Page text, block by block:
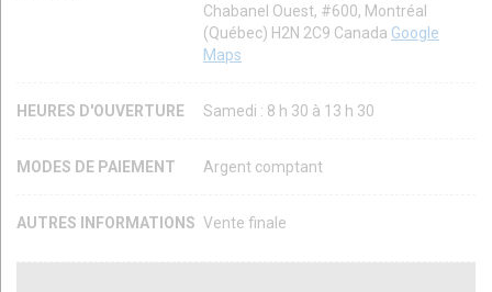
Chabanel Ouest, #600, Montréal
(Québec) H2N 2C9 Canada Google
Maps
HEURES D'OUVERTURE Samedi : 8 h 30 à 13 h 30
MODES DE PAIEMENT Argent comptant
AUTRES INFORMATIONS Vente finale